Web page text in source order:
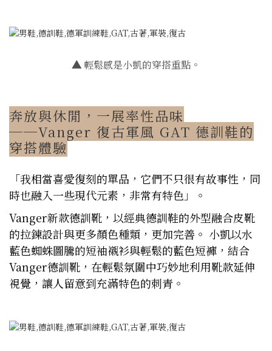
▲輕鬆感是小凱的穿搭重點。
奔放與休閒，一展率性品味
──Vanger 復古軍風 GAT 德訓鞋的
穿搭體驗
「我相當喜愛復刻的單品，它們不只很有故事性，同
時也融入一些現代元素，非常有特色」。
Vanger新款德訓靴，以經典德訓鞋的外型融合皮靴
的拉鍊設計與更多顏色種類，更加完善。 小凱以水
藍色蜘蛛圖騰的短袖襯衫與輕鬆的藍色短褲，結合
Vanger德訓靴，在輕鬆氛圍中巧妙地利用靴款延伸
視覺，讓人留意到充滿特色的刺青。